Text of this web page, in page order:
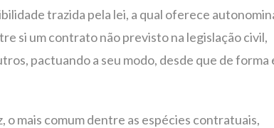
trazida pela lei, a qual oferece
si um contrato não previsto na legislação civil,
pactuando a seu modo, desde que de forma
mais comum dentre as espécies contratuais,